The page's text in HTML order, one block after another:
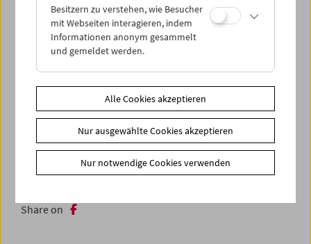
„Zufallshunde“ begegnen 100 Jahre später ihren
Nachfahren in Vivian OstrovskysPublic Domain
„Hunde | Welt | Bild“, kuratiert von Wilbirg Brainin-
Donnenberg und Hanna Schimek, ist eine gemeinsame
Veranstaltung von Synema – Gesellschaft für Film und
Medien und dem Filmmuseum.
Zusätzliche Materialien
2009 - Symposium "Hunde | Welt | Bild"
DownloadProgramm Symposium und Filmschau (PDF)
Share on
Besitzern zu verstehen, wie Besucher
mit Webseiten interagieren, indem
Informationen anonym gesammelt
und gemeldet werden.
Alle Cookies akzeptieren
Nur ausgewählte Cookies akzeptieren
Nur notwendige Cookies verwenden